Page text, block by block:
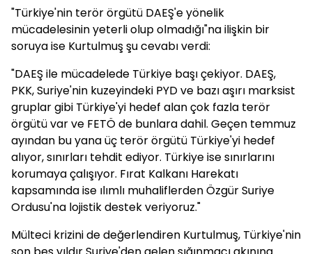
"Türkiye'nin terör örgütü DAEŞ'e yönelik
mücadelesinin yeterli olup olmadığı"na ilişkin bir
soruya ise Kurtulmuş şu cevabı verdi:
"DAEŞ ile mücadelede Türkiye başı çekiyor. DAEŞ,
PKK, Suriye'nin kuzeyindeki PYD ve bazı aşırı marksist
gruplar gibi Türkiye'yi hedef alan çok fazla terör
örgütü var ve FETÖ de bunlara dahil. Geçen temmuz
ayından bu yana üç terör örgütü Türkiye'yi hedef
alıyor, sınırları tehdit ediyor. Türkiye ise sınırlarını
korumaya çalışıyor. Fırat Kalkanı Harekatı
kapsamında ise ılımlı muhaliflerden Özgür Suriye
Ordusu'na lojistik destek veriyoruz."
Mülteci krizini de değerlendiren Kurtulmuş, Türkiye'nin